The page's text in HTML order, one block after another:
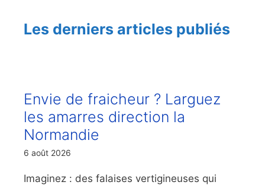
Les derniers articles publiés
Envie de fraicheur ? Larguez
les amarres direction la
Normandie
6 août 2026
Imaginez : des falaises vertigineuses qui